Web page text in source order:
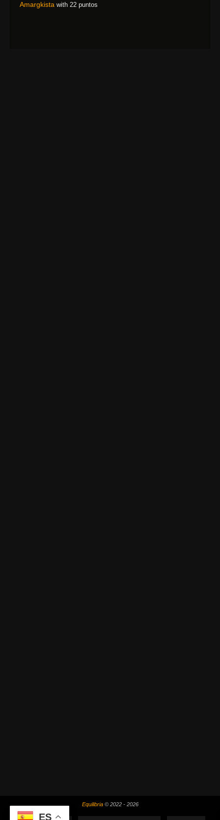
Amargkista with 22 puntos
Equilibria© 2022 - 2026
ES